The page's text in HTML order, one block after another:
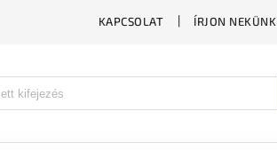
KAPCSOLAT ÍRJON NEKÜNK